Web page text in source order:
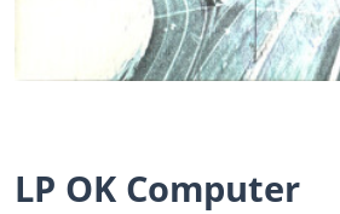
LP OK Computer